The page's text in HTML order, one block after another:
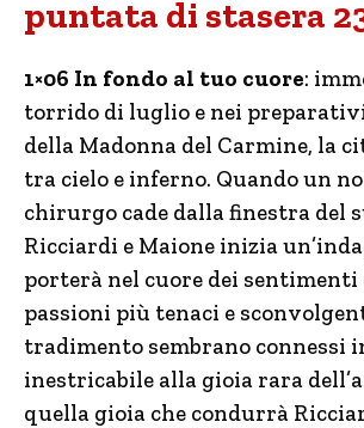
puntata di stasera
1×06 In fondo al tuo cuore:
torrido di luglio e nei
della Madonna del Carmine, la
tra cielo e inferno. Quando un
chirurgo cade dalla finestra del
Ricciardi e Maione inizia
porterà nel cuore dei sentimenti
passioni più tenaci e
tradimento sembrano connessi
inestricabile alla gioia rara
quella gioia che condurrà